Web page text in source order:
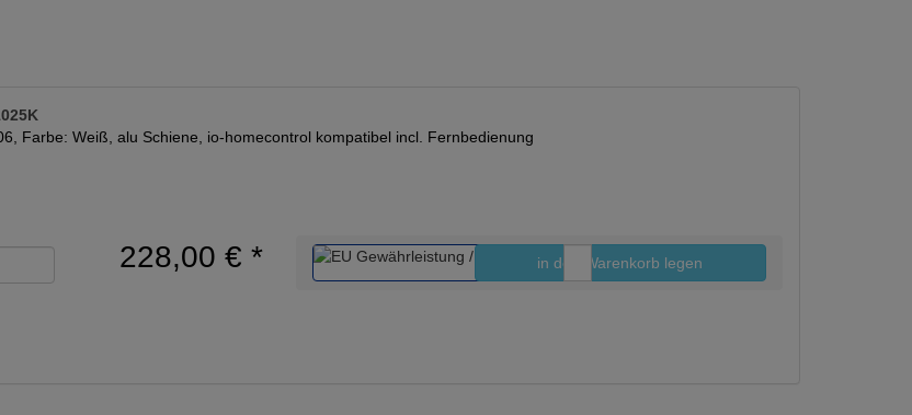
Farbe: Weiß, alu Schiene, io-homecontrol kompatibel incl. Fernbedienung
228,00 € * Stk.
in den Warenkorb legen